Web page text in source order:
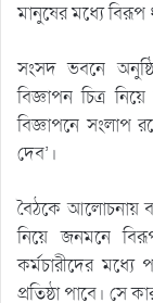
মানুষের মধ্যে বিরূপ
সংসদ ভবনে
বিজ্ঞাপন চিত্র
বিজ্ঞাপনে সংলাপ
দেব’।
বৈঠকে আলোচনায়
নিয়ে জনমনে
কর্মচারীদের মধ্যে
প্রতিষ্ঠা পাবে। সে